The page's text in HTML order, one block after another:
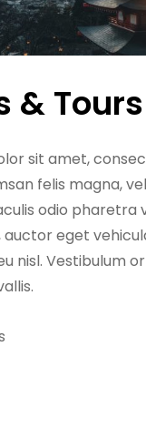
& Tours
sit amet,
felis magna,
odio
auctor eget
nisl. Vestibulum